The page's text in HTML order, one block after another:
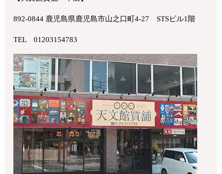
892-0844 鹿児島県鹿児島市山之口町4-27 STSビル1階
TEL 01203154783